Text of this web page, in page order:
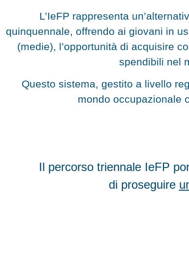
L’IeFP rappresenta
quinquennale, offrendo ai giovani in
(medie), l’opportunità di acquisire
spendibili nel
Questo sistema, gestito a livello
mondo occupazionale
Il percorso triennale IeFP
di proseguire